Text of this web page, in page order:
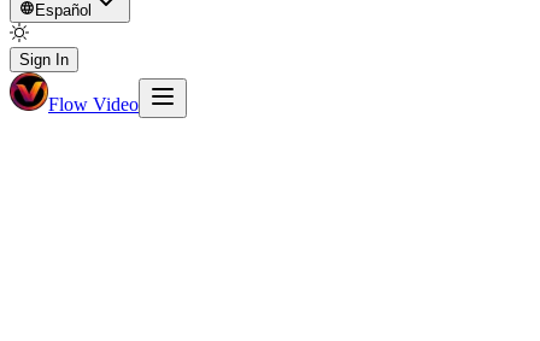
Español
Sign In
Flow Video